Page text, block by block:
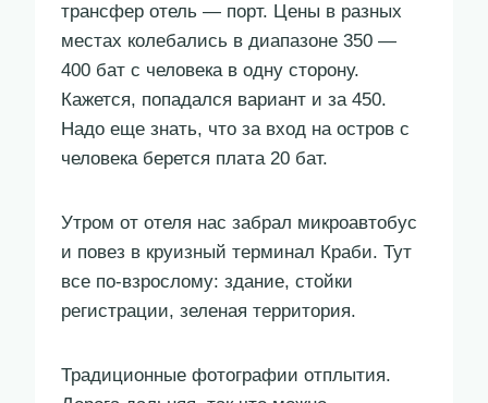
трансфер отель — порт. Цены в разных
местах колебались в диапазоне 350 —
400 бат с человека в одну сторону.
Кажется, попадался вариант и за 450.
Надо еще знать, что за вход на остров с
человека берется плата 20 бат.
Утром от отеля нас забрал микроавтобус
и повез в круизный терминал Краби. Тут
все по-взрослому: здание, стойки
регистрации, зеленая территория.
Традиционные фотографии отплытия.